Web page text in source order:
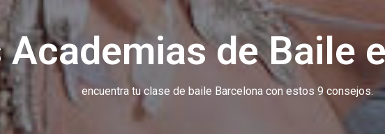
de Baile
encuentra tu clase de baile Barcelona con estos 9 consejos.